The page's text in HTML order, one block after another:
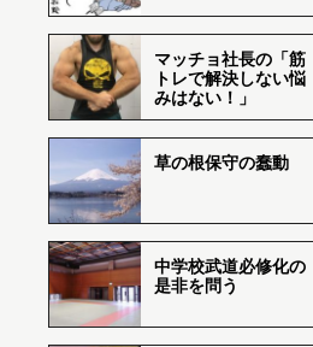
マッチョ社長の「筋
トレで解決しない悩
みはない！」
草の根保守の蠢動
中学校武道必修化の
是非を問う